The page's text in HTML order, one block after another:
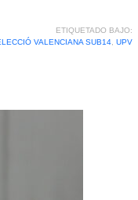
ETIQUETADO BAJO:
VALENCIANA SUB14, UPV